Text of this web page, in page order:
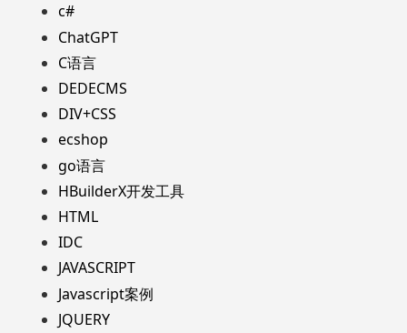
c#
ChatGPT
C语言
DEDECMS
DIV+CSS
ecshop
go语言
HBuilderX开发工具
HTML
IDC
JAVASCRIPT
Javascript案例
JQUERY